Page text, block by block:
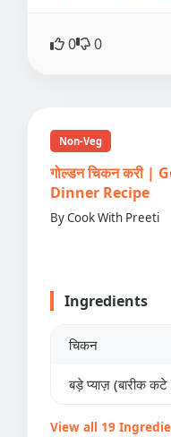
0 0
Non-Veg
गोल्डन चिकन करी |
Dinner Recipe
By Cook With Preeti
Ingredients
चिकन
बड़े प्याज़ (बारीक कटे
View all 19